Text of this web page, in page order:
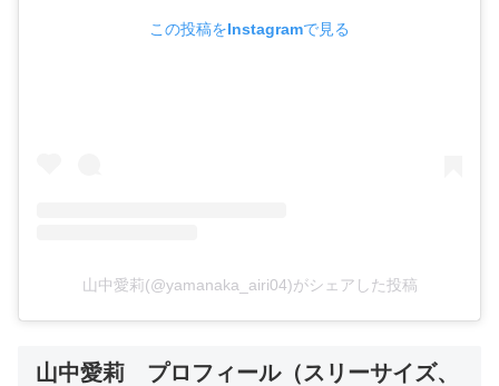
この投稿をInstagramで見る
山中愛莉(@yamanaka_airi04)がシェアした投稿
山中愛莉 プロフィール（スリーサイズ、